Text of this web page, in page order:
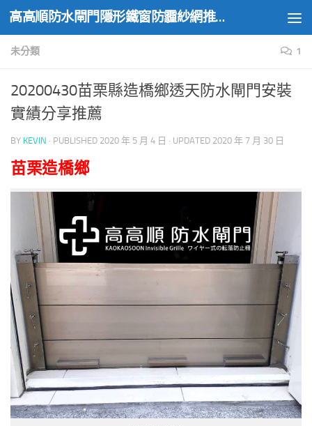
Skip to content 高高順防水閘門隱形鐵窗防霾紗網推薦實績
未分類 1
20200430苗栗縣造橋鄉透天防水閘門安裝
實績分享推薦
BY KEVIN · PUBLISHED 2020 年 5 月 4 日 · UPDATED 2020 年 7 月 30 日
苗栗造橋鄉